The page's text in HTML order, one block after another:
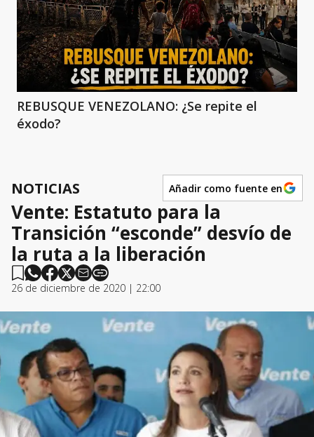
REBUSQUE VENEZOLANO: ¿Se repite el
éxodo?
NOTICIAS Añadir como fuente en
Vente: Estatuto para la
Transición “esconde” desvío de
la ruta a la liberación
26 de diciembre de 2020 | 22:00